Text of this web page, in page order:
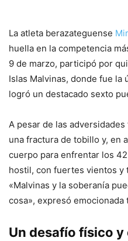
La atleta berazateguense
huella en la competencia
9 de marzo, participó por
Islas Malvinas, donde fue la
logró un destacado sexto
A pesar de las
una fractura de tobillo y, en
cuerpo para enfrentar los
hostil, con fuertes vientos y
«Malvinas y la soberanía
cosa», expresó
Un desafío físico